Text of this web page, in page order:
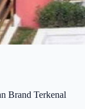
Brand Terkenal